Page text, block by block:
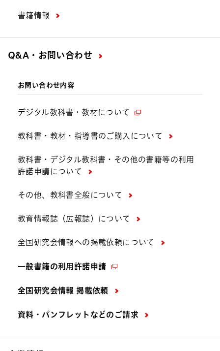
書籍情報
Q&A・お問い合わせ
お問い合わせ内容
デジタル教科書・教材について
教科書・教材・指導書のご購入について
教科書・デジタル教科書・その他の書籍等の利用
許諾申請について
その他、教科書全般について
教育情報誌（広報誌）について
全国研究会情報への掲載依頼について
一般書籍の利用許諾申請
全国研究会情報 掲載依頼
資料・パンフレットなどの ご請求